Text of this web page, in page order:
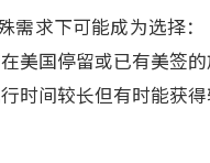
需求下可能成为选择
美国停留或已有美
间较长但有时能获得